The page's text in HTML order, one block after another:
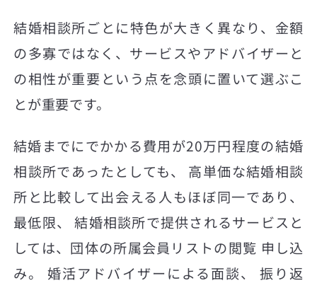
結婚相談所ごとに特色が大きく異なり、金額
の多寡ではなく、サービスやアドバイザーと
の相性が重要という点を念頭に置いて選ぶこ
とが重要です。
結婚までにでかかる費用が20万円程度の結婚
相談所であったとしても、 高単価な結婚相談
所と比較して出会える人もほぼ同一であり、
最低限、 結婚相談所で提供されるサービスと
しては、団体の所属会員リストの閲覧 申し込
み。 婚活アドバイザーによる面談、 振り返